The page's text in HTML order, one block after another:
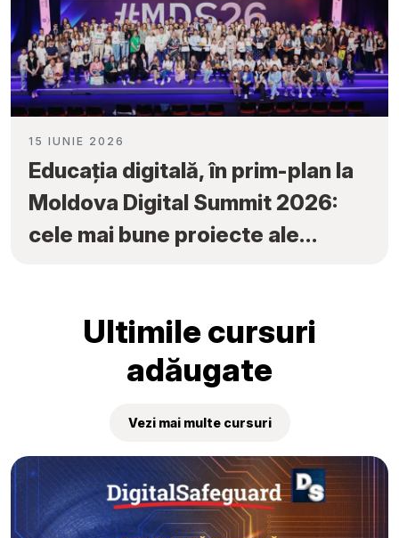
15 IUNIE 2026
Educația digitală, în prim-plan la
Moldova Digital Summit 2026:
cele mai bune proiecte ale
Ultimile cursuri
adăugate
Vezi mai multe cursuri